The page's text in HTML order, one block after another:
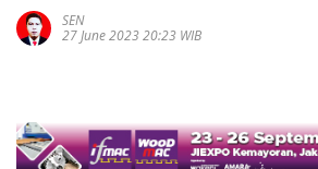
SEN
27 June 2023 20:23 WIB